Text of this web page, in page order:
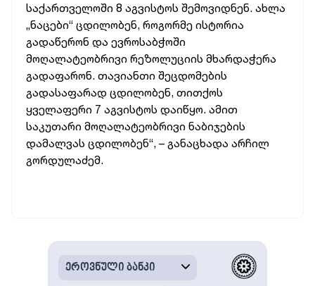
საქართველოში 8 აგვისტოს შემოვიდნენ. ახლა
„ნაცები“ ცდილობენ, როგორმე ისტორია
გადაწერონ და ევროსაბჭოში
მოღალატეობრივი რეზოლუციის მხარდაჭერა
გადაფარონ. თავიანთი შეცდომების
გადასაფარად ცდილობენ, თითქოს
ყველაფერი 7 აგვისტოს დაიწყო. ამით
საკუთარი მოღალატეობრივი ნაბიჯების
დამალვას ცდილობენ“, – განაცხადა არჩილ
გორდულაძემ.